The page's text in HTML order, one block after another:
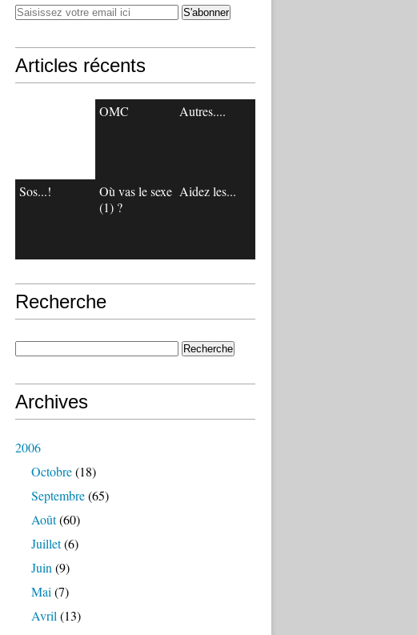
Articles récents
OMC Autres....
Sos...!
Où vas le sexe
(1) ?
Aidez les...
Recherche
Archives
2006
Octobre(18)
Septembre(65)
Août(60)
Juillet(6)
Juin (9)
Mai (7)
Avril (13)